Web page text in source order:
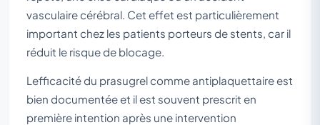
vasculaire cérébral. Cet effet est particulièrement
important chez les patients porteurs de stents, car il
réduit le risque de blocage.
Lefficacité du prasugrel comme antiplaquettaire est
bien documentée et il est souvent prescrit en
première intention après une intervention